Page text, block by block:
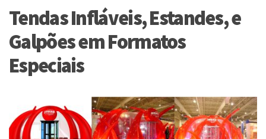
Tendas Infláveis, Estandes, e
Galpões em Formatos
Especiais